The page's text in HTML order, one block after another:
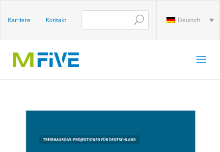
Karriere Kontakt Deutsch